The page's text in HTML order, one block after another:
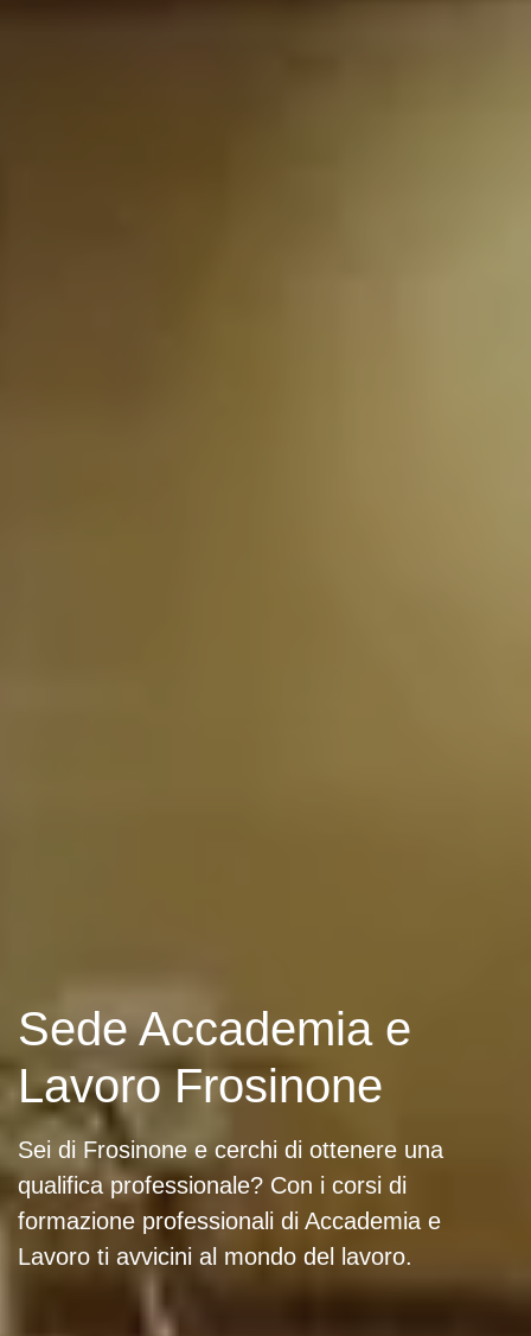
Sede Accademia e
Lavoro Frosinone
Sei di Frosinone e cerchi di ottenere una
qualifica professionale? Con i corsi di
formazione professionali di Accademia e
Lavoro ti avvicini al mondo del lavoro.